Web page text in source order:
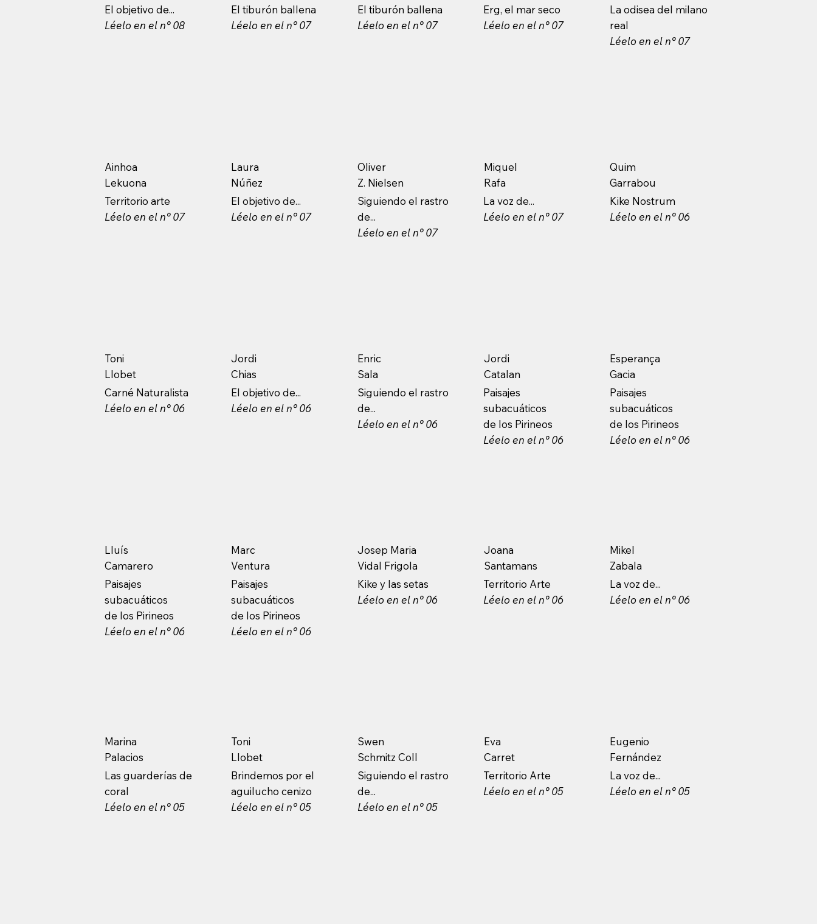
El objetivo de...
Léelo en el n° 08
El tiburón ballena
Léelo en el n° 07
El tiburón ballena
Léelo en el n° 07
Erg, el mar seco
Léelo en el n° 07
La odisea del milano
real
Léelo en el n° 07
Ainhoa
Lekuona
Territorio arte
Léelo en el n° 07
Laura
Núñez
El objetivo de...
Léelo en el n° 07
Oliver
Z. Nielsen
Siguiendo el rastro
de...
Léelo en el n° 07
Miquel
Rafa
La voz de...
Léelo en el n° 07
Quim
Garrabou
Kike Nostrum
Léelo en el n° 06
Toni
Llobet
Carné Naturalista
Léelo en el n° 06
Jordi
Chias
El objetivo de...
Léelo en el n° 06
Enric
Sala
Siguiendo el rastro
de...
Léelo en el n° 06
Jordi
Catalan
Paisajes
subacuáticos
de los Pirineos
Léelo en el n° 06
Esperança
Gacia
Paisajes
subacuáticos
de los Pirineos
Léelo en el n° 06
Lluís
Camarero
Paisajes
subacuáticos
de los Pirineos
Léelo en el n° 06
Marc
Ventura
Paisajes
subacuáticos
de los Pirineos
Léelo en el n° 06
Josep Maria
Vidal Frigola
Kike y las setas
Léelo en el n° 06
Joana
Santamans
Territorio Arte
Léelo en el n° 06
Mikel
Zabala
La voz de...
Léelo en el n° 06
Marina
Palacios
Las guarderías de
coral
Léelo en el n° 05
Toni
Llobet
Brindemos por el
aguilucho cenizo
Léelo en el n° 05
Swen
Schmitz Coll
Siguiendo el rastro
de...
Léelo en el n° 05
Eva
Carret
Territorio Arte
Léelo en el n° 05
Eugenio
Fernández
La voz de...
Léelo en el n° 05